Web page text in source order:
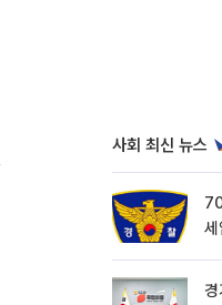
사회 최신 뉴스